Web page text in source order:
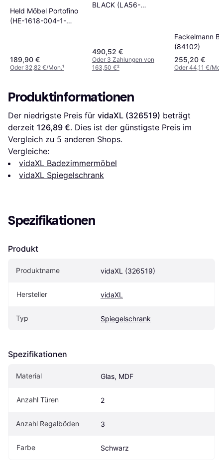
Held Möbel Portofino
(HE-1618-004-1-
189,90 €
Oder 32,82 €/Mon.¹
BLACK (LA56-
490,52 €
Oder 3 Zahlungen von
163,50 €²
Fackelmann
(84102)
255,20 €
Oder 44,11 €/
Produktinformationen
Der niedrigste Preis für vidaXL (326519) beträgt
derzeit 126,89 €. Dies ist der günstigste Preis im
Vergleich zu 5 anderen Shops.
Vergleiche:
vidaXL Badezimmermöbel
vidaXL Spiegelschrank
Spezifikationen
Produkt
Produktname vidaXL (326519)
Hersteller vidaXL
Typ Spiegelschrank
Spezifikationen
Material Glas, MDF
Anzahl Türen 2
Anzahl Regalböden 3
Farbe Schwarz